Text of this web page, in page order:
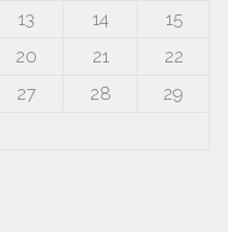
13 14
15
20 21
22
27 28
29